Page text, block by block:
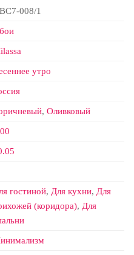
008/1
утро
, Оливковый
гостиной, Для кухни, Для
(коридора), Для